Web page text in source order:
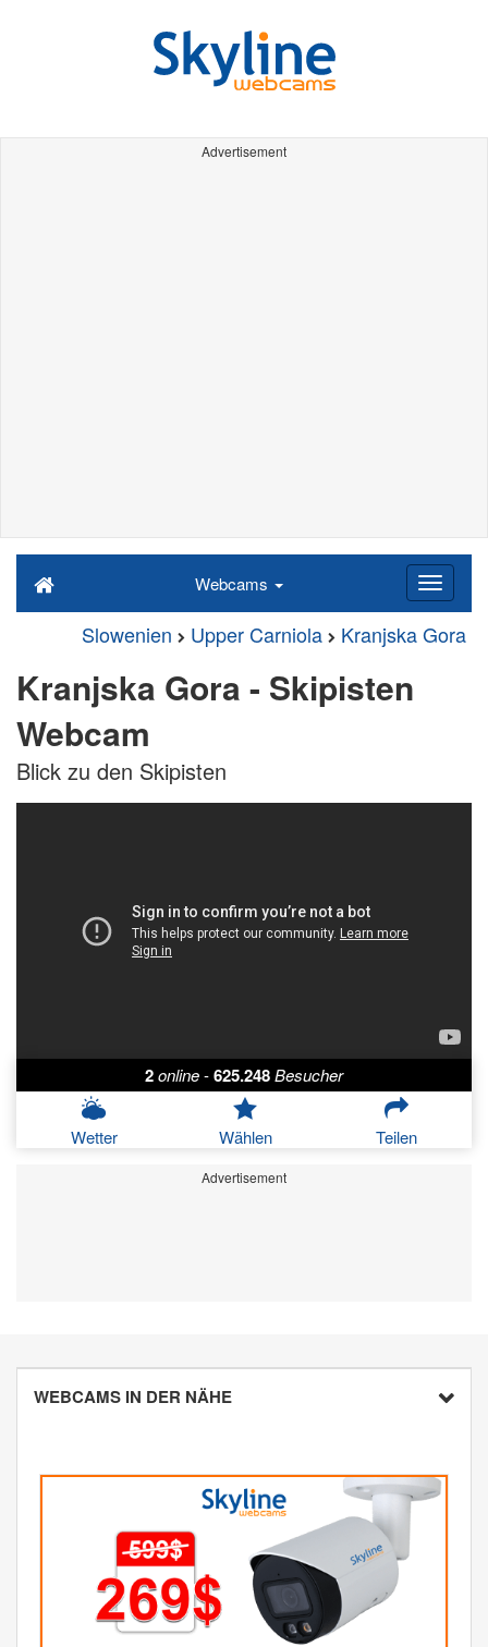
Advertisement
Webcams
Slowenien Upper Carniola Kranjska Gora
Kranjska Gora - Skipisten
Webcam
Blick zu den Skipisten
2online-625.248Besucher
Wetter Wählen Teilen
Advertisement
WEBCAMS IN DER NÄHE